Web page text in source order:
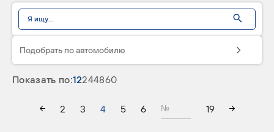
Подобрать по автомобилю
Показать по:12244860
2 3 4 5 6 № 19